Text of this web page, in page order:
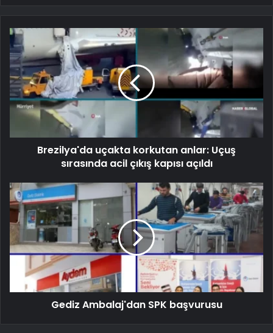
Brezilya'da uçakta korkutan anlar: Uçuş
sırasında acil çıkış kapısı açıldı
Gediz Ambalaj'dan SPK başvurusu